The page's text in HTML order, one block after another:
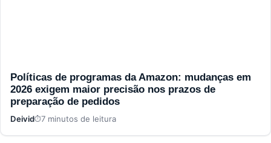
Políticas de programas da Amazon: mudanças em
2026 exigem maior precisão nos prazos de
preparação de pedidos
Deivid 7 minutos de leitura